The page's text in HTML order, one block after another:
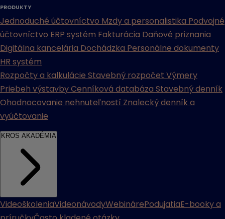
PRODUKTY
Jednoduché účtovníctvo Mzdy a personalistika Podvojné
účtovníctvo ERP systém Fakturácia Daňové priznania
Digitálna kancelária Dochádzka Personálne dokumenty
HR systém
Rozpočty a kalkulácie Stavebný rozpočet Výmery
Priebeh výstavbyCenníková databáza Stavebný denník
Ohodnocovanie nehnuteľností Znalecký denník a
vyúčtovanie
KROS AKADÉMIA
VideoškoleniaVideonávodyWebinárePodujatiaE-booky a